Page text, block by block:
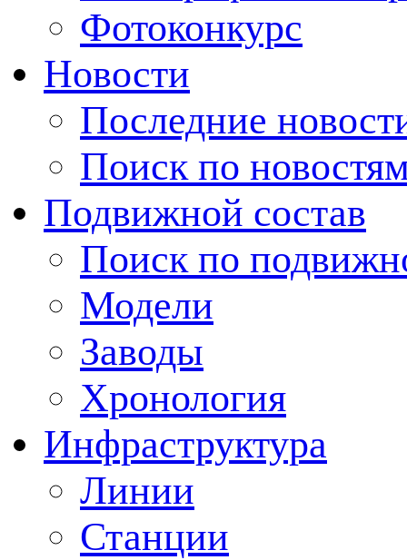
Фотоконкурс
Новости
Последние
Поиск по
Подвижной состав
Поиск по
Модели
Заводы
Хронология
Инфраструктура
Линии
Станции